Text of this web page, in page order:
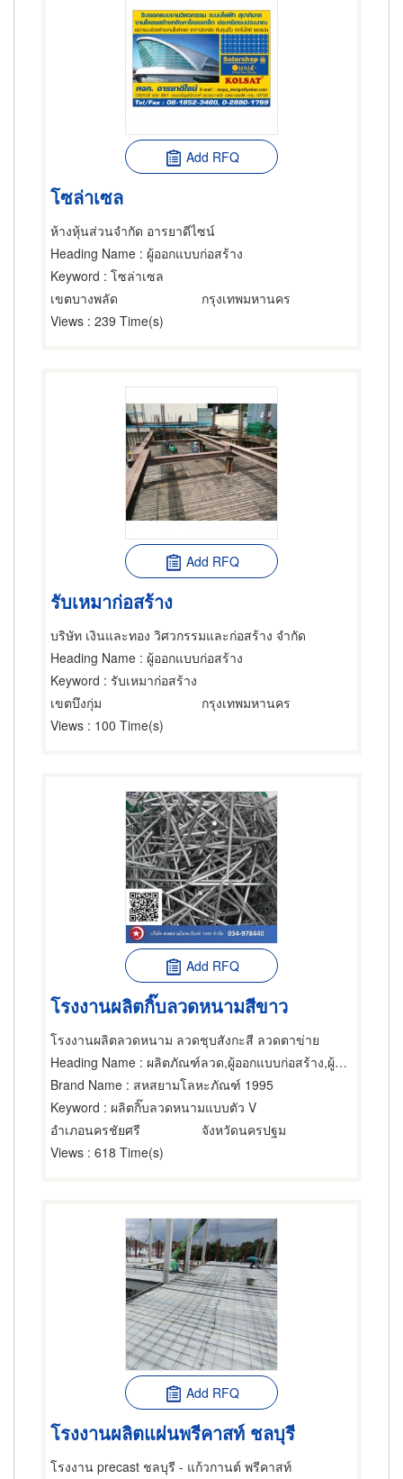
Add RFQ
โซล่าเซล
ห้างหุ้นส่วนจำกัด อารยาดีไซน์
Heading Name : ผู้ออกแบบก่อสร้าง
Keyword : โซล่าเซล
เขตบางพลัด
กรุงเทพมหานคร
Views : 239 Time(s)
Add RFQ
รับเหมาก่อสร้าง
บริษัท เงินและทอง วิศวกรรมและก่อสร้าง จำกัด
Heading Name : ผู้ออกแบบก่อสร้าง
Keyword : รับเหมาก่อสร้าง
เขตบึงกุ่ม
กรุงเทพมหานคร
Views : 100 Time(s)
Add RFQ
โรงงานผลิตกิ๊บลวดหนามสีขาว
โรงงานผลิตลวดหนาม ลวดชุบสังกะสี ลวดตาข่าย
Heading Name : ผลิตภัณฑ์ลวด,ผู้ออกแบบก่อสร้าง,ผู้รับเหมาวางฐานรากก่อสร้าง
Brand Name : สหสยามโลหะภัณฑ์ 1995
Keyword : ผลิตกิ๊บลวดหนามแบบตัว V
อำเภอนครชัยศรี
จังหวัดนครปฐม
Views : 618 Time(s)
Add RFQ
โรงงานผลิตแผ่นพรีคาสท์ ชลบุรี
โรงงาน precast ชลบุรี - แก้วกานต์ พรีคาสท์